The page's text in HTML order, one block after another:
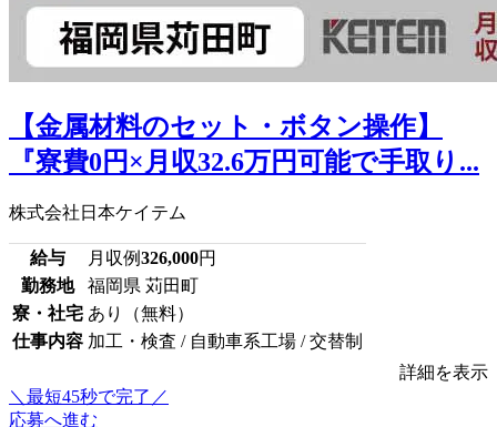
【金属材料のセット・ボタン操作】
『寮費0円×月収32.6万円可能で手取り...
株式会社日本ケイテム
給与 月収例326,000円
勤務地
福岡県 苅田町
寮・社宅 あり（無料）
仕事内容 加工・検査 / 自動車系工場 / 交替制
詳細を表示
＼最短45秒で完了／
応募へ進む